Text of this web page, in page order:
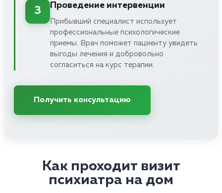
3
Проведение интервенции
Прибывший специалист использует
профессиональные психологические
приемы. Врач поможет пациенту увидеть
выгоды лечения и добровольно
согласиться на курс терапии.
Получить консультацию
Как проходит визит
психиатра на дом